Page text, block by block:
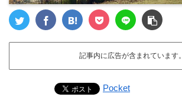
記事内に広告が含まれています。
Pocket